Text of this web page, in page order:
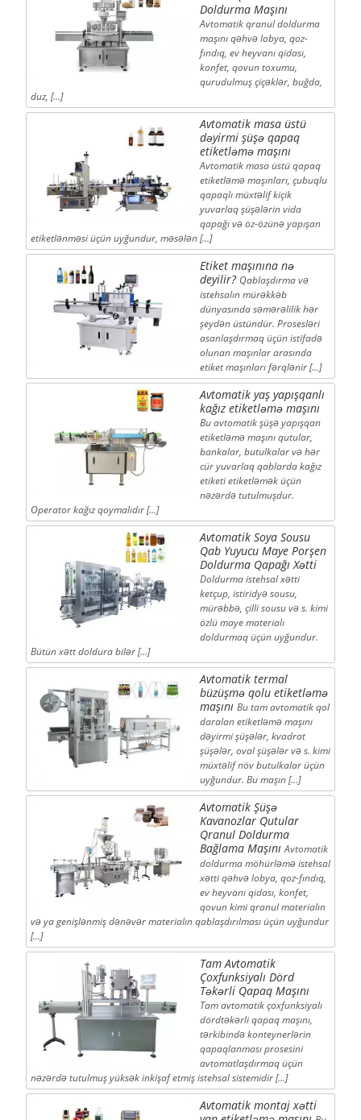
Doldurma Maşını
Avtomatik qranul doldurma
maşını qəhvə lobya, qoz-
fındıq, ev heyvanı qidası,
konfet, qovun toxumu,
qurudulmuş çiçəklər, buğda,
duz, [...]
Avtomatik masa üstü
dəyirmi şüşə qapaq
etiketləmə maşını
Avtomatik masa üstü qapaq
etiketləmə maşınları, çubuqlu
qapaqlı müxtəlif kiçik
yuvarlaq şüşələrin vida
qapağı və öz-özünə yapışan
etiketlənməsi üçün uyğundur, məsələn [...]
Etiket maşınına nə
deyilir? Qablaşdırma və
istehsalın mürəkkəb
dünyasında səmərəlilik hər
şeydən üstündür. Prosesləri
asanlaşdırmaq üçün istifadə
olunan maşınlar arasında
etiket maşınları fərqlənir [...]
Avtomatik yaş yapışqanlı
kağız etiketləmə maşını
Bu avtomatik şüşə yapışqan
etiketləmə maşını qutular,
bankalar, butulkalar və hər
cür yuvarlaq qablarda kağız
etiketi etiketləmək üçün
nəzərdə tutulmuşdur.
Operator kağız qoymalıdır […]
Avtomatik Soya Sousu
Qab Yuyucu Maye Porşen
Doldurma Qapağı Xətti
Doldurma istehsal xətti
ketçup, istiridyə sousu,
mürəbbə, çilli sousu və s. kimi
özlü maye materialı
doldurmaq üçün uyğundur.
Bütün xətt doldura bilər [...]
Avtomatik termal
büzüşmə qolu etiketləmə
maşını Bu tam avtomatik qol
daralan etiketləmə maşını
dəyirmi şüşələr, kvadrat
şüşələr, oval şüşələr və s. kimi
müxtəlif növ butulkalar üçün
uyğundur. Bu maşın […]
Avtomatik Şüşə
Kavanozlar Qutular
Qranul Doldurma
Bağlama Maşını Avtomatik
doldurma möhürləmə istehsal
xətti qəhvə lobya, qoz-fındıq,
ev heyvanı qidası, konfet,
qovun kimi qranul materialın
və ya genişlənmiş dənəvər materialın qablaşdırılması üçün uyğundur
[...]
Tam Avtomatik
Çoxfunksiyalı Dörd
Təkərli Qapaq Maşını
Tam avtomatik çoxfunksiyalı
dördtəkərli qapaq maşını,
tərkibində konteynerlərin
qapaqlanması prosesini
avtomatlaşdırmaq üçün
nəzərdə tutulmuş yüksək inkişaf etmiş istehsal sistemidir [...]
Avtomatik montaj xətti